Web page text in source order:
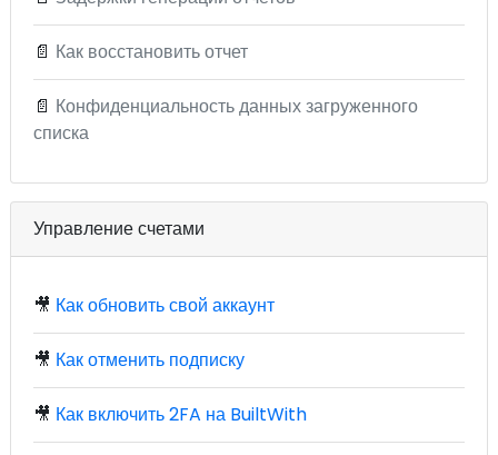
📄 Как восстановить отчет
📄 Конфиденциальность данных загруженного
списка
Управление счетами
🎥 Как обновить свой аккаунт
🎥 Как отменить подписку
🎥 Как включить 2FA на BuiltWith